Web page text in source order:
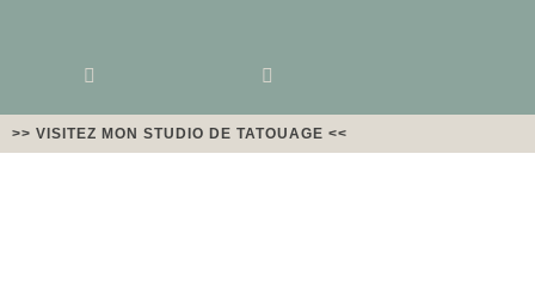
>> VISITEZ MON STUDIO DE TATOUAGE <<